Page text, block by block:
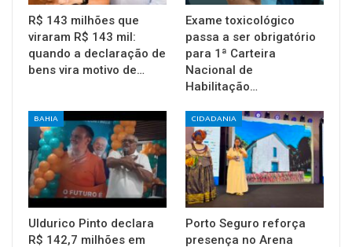
R$ 143 milhões que
viraram R$ 143 mil:
quando a declaração de
bens vira motivo de…
Exame toxicológico
passa a ser obrigatório
para 1ª Carteira
Nacional de
Habilitação…
BAHIA
Uldurico Pinto declara
R$ 142,7 milhões em
CIDADANIA
Porto Seguro reforça
presença no Arena